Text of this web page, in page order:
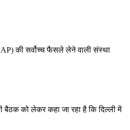
की सर्वोच्च फैसले लेने वाली संस्था
बैठक को लेकर कहा जा रहा है कि दिल्ली में